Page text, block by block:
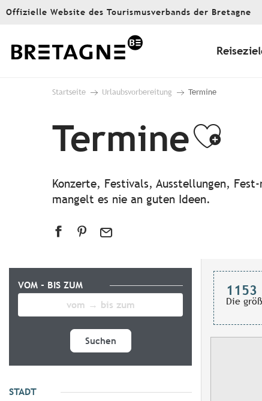
Aller
principal
Offizielle Website des Tourismusverbands der Bretagne
Startseite Urlaubsvorbereitung Termine
Termine
Konzerte, Festivals, Ausstellungen,
mangelt es nie an guten Ideen.
VOM - BIS ZUM
Suchen
STADT
1153
Die